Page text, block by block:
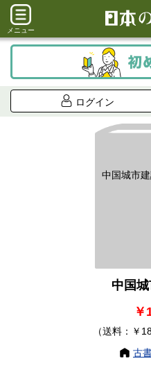
メニュー
ログイン
中国城市
中国
￥
（送料：￥
古